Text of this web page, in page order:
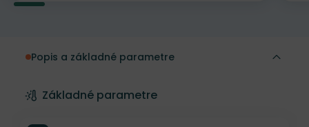
Popis a základné parametre
Základné parametre